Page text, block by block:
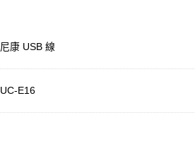
尼康 USB 線
UC-E16